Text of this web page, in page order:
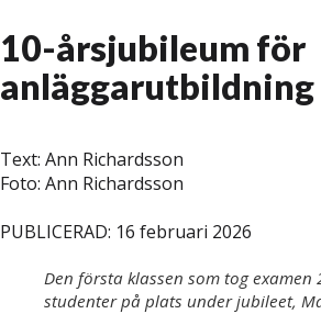
10-årsjubileum för
anläggarutbildning
Text: Ann Richardsson
Foto: Ann Richardsson
PUBLICERAD: 16 februari 2026
Den första klassen som tog examen
studenter på plats under jubileet,